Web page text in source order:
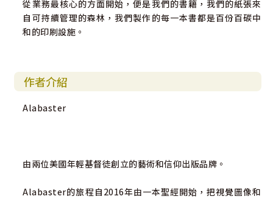
從業務最核心的方面開始，便是我們的書籍，我們的紙張來
自可持續管理的森林，我們製作的每一本書都是百份百碳中
和的印刷設施。
作者介紹
Alabaster
由兩位美國年輕基督徒創立的藝術和信仰出版品牌。
Alabaster的旅程自2016年由一本聖經開始，把視覺圖像和